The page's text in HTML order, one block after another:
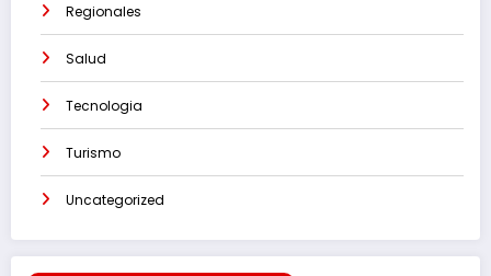
Regionales
Salud
Tecnologia
Turismo
Uncategorized